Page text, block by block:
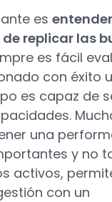
es
replicar las
es fácil
con éxito
es capaz de
una
y no
activos,
con un